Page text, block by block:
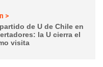
>
de U de Chile en
la U cierra el
visita